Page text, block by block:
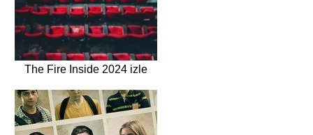
The Fire Inside 2024 izle